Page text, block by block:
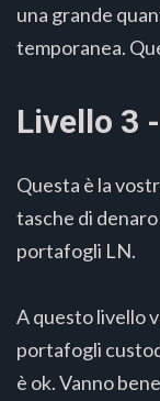
una grande
temporanea.
Livello 3
Questa è la
tasche di
portafogli LN.
A questo livello
portafogli
è ok. Vanno